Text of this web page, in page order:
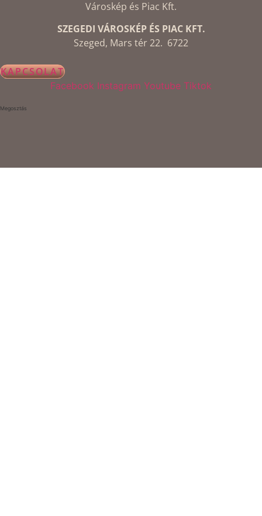
Városkép és Piac Kft.
SZEGEDI VÁROSKÉP ÉS PIAC KFT.
Szeged, Mars tér 22. 6722
KAPCSOLAT
Facebook Instagram Youtube Tiktok
Megosztás